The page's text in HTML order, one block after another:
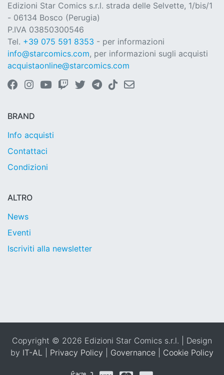
Edizioni Star Comics s.r.l. strada delle Selvette, 1/bis/1
- 06134 Bosco (Perugia)
P.IVA 03850300546
Tel. +39 075 591 8353 - per informazioni
info@starcomics.com, per informazioni sugli acquisti
acquistaonline@starcomics.com
BRAND
Info acquisti
Contattaci
Condizioni
ALTRO
News
Eventi
Iscriviti alla newsletter
Copyright © 2026 Edizioni Star Comics s.r.l. | Design
by IT-AL Privacy Policy Governance Cookie Policy